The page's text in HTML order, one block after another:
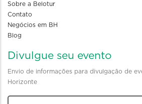
Sobre a Belotur
Contato
Negócios em BH
Blog
Divulgue seu evento
Envio de informações para divulgação de
Horizonte